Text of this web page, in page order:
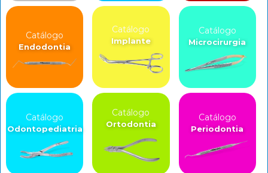
Catálogo
Endodontia
Catálogo
Implante
Catálogo
Microcirurgia
Catálogo
Odontopediatria
Catálogo
Ortodontia
Catálogo
Periodontia